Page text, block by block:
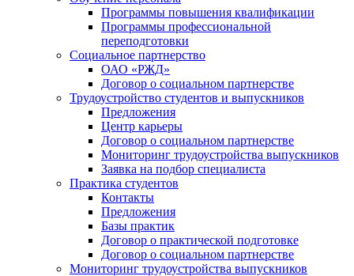
Программы повышения квалификации
Программы профессиональной
переподготовки
Социальное партнерство
ОАО «РЖД»
Договор о социальном партнерстве
Трудоустройство студентов и выпускников
Предложения
Центр карьеры
Договор о социальном партнерстве
Мониторинг трудоустройства выпускников
Заявка на подбор специалиста
Практика студентов
Контакты
Предложения
Базы практик
Договор о практической подготовке
Договор о социальном партнерстве
Мониторинг трудоустройства выпускников